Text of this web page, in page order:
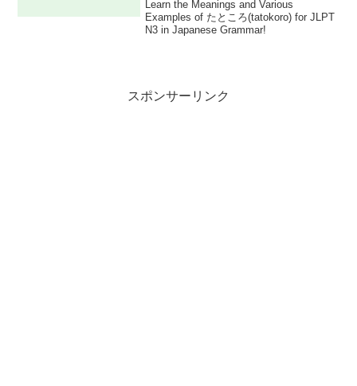
Learn the Meanings and Various
Examples of たところ(tatokoro) for JLPT
N3 in Japanese Grammar!
スポンサーリンク